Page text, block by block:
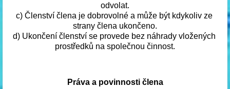
odvolat.
c) Členství člena je dobrovolné a může být kdykoliv ze
strany člena ukončeno.
d) Ukončení členství se provede bez náhrady vložených
prostředků na společnou činnost.
Práva a povinnosti člena